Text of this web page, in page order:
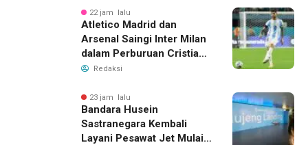
22 jam lalu
Atletico Madrid dan
Arsenal Saingi Inter Milan
dalam Perburuan Cristian
Romero, Transfer Bek
Redaksi
23 jam lalu
Bandara Husein
Sastranegara Kembali
Layani Pesawat Jet Mulai